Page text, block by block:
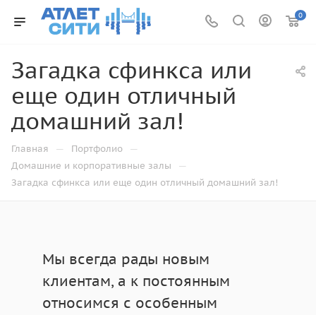
0
Загадка сфинкса или
еще один отличный
домашний зал!
Главная — Портфолио —
Домашние и корпоративные залы —
Загадка сфинкса или еще один отличный домашний зал!
Мы всегда рады новым
клиентам, а к постоянным
относимся с особенным